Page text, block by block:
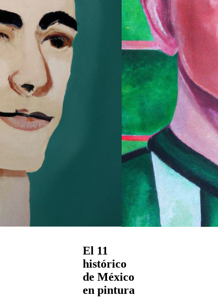
El 11
histórico
de México
en pintura